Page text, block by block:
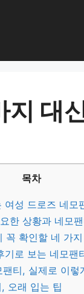
지 대
목차
여성 드로즈 네모
한 상황과 네모
꼭 확인할 네 가
기로 보는 네모팬
티, 실제로 이렇
오래 입는 팁